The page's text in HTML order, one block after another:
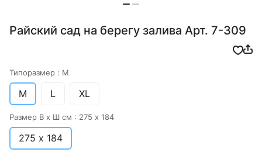
Райский сад на берегу залива Арт. 7-309
Типоразмер : M
M L XL
Размер В х Ш см : 275 х 184
275 х 184